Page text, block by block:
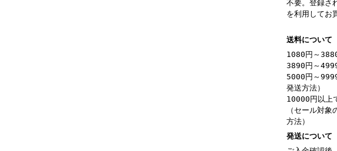
不要。登録さ
を利用してお
送料について
1080円～
3890円～
5000円～
発送方法）
10000円以
（セール対
方法）
発送について